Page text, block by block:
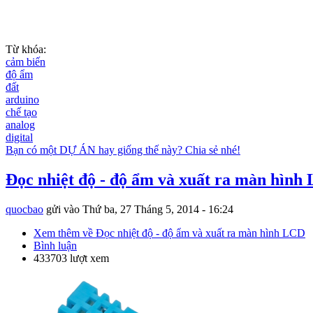
Từ khóa:
cảm biến
độ ẩm
đất
arduino
chế tạo
analog
digital
Bạn có một DỰ ÁN hay giống thế này? Chia sẻ nhé!
Đọc nhiệt độ - độ ẩm và xuất ra màn hình
quocbao gửi vào Thứ ba, 27 Tháng 5, 2014 - 16:24
Xem thêm về Đọc nhiệt độ - độ ẩm và xuất ra màn hình LCD
Bình luận
433703 lượt xem